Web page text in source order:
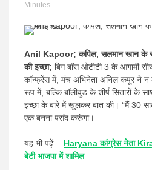
Minutes
Anil Kapoor; कपिल, सलमान खान के
की इच्छा; बिग बॉस ओटीटी 3 के आगामी
कॉन्फ्रेंस में, मंच अभिनेता अनिल कपूर ने न
रूप में, बल्कि बॉलीवुड के शीर्ष सितारों के
इच्छा के बारे में खुलकर बात की। “मैं 30
एक बनना पसंद करूंगा।
यह भी पढ़ें – Haryana कांग्रेस नेता
बेटी भाजपा में शामिल